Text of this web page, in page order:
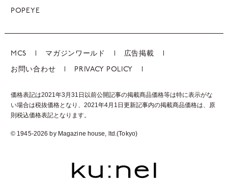
POPEYE
MCS マガジンワールド 広告掲載
お問い合わせ PRIVACY POLICY
価格表記は2021年3月31日以前公開記事の掲載商品価格等は特に表示がな
い場合は税抜価格となり、2021年4月1日更新記事内の掲載商品価格は、 原
則税込価格表記となります。
© 1945-2026 by Magazine house, ltd.(Tokyo)